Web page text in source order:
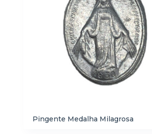
Pingente Medalha Milagrosa